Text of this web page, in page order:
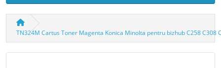
TN324M Cartus Toner Magenta Konica Minolta pentru bizhub C258 C308